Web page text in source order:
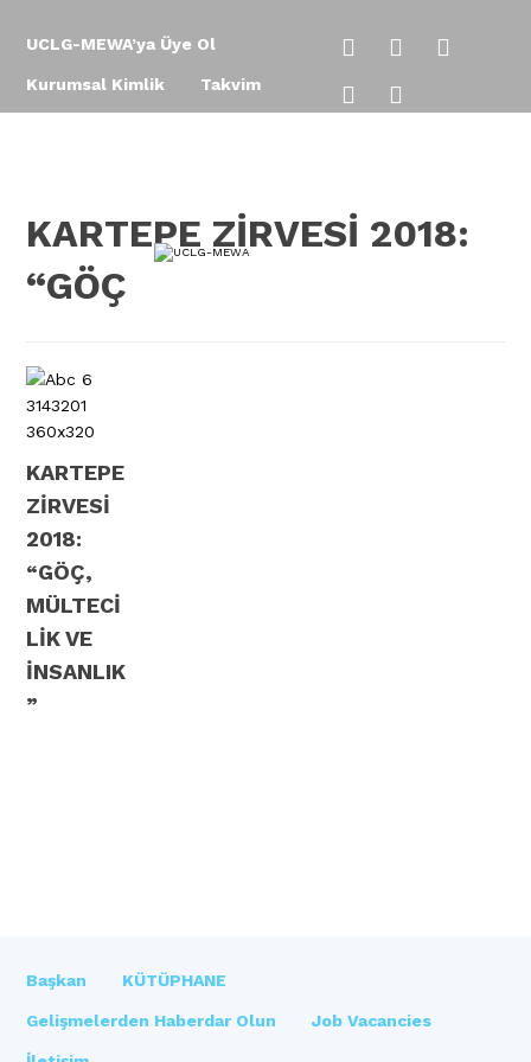
UCLG-MEWA’ya Üye Ol
Kurumsal Kimlik Takvim
KARTEPE ZİRVESİ 2018:
“GÖÇ
KARTEPE
ZİRVESİ
2018:
“GÖÇ,
MÜLTECİ
LİK VE
İNSANLIK
”
Başkan KÜTÜPHANE
Gelişmelerden Haberdar Olun Job Vacancies